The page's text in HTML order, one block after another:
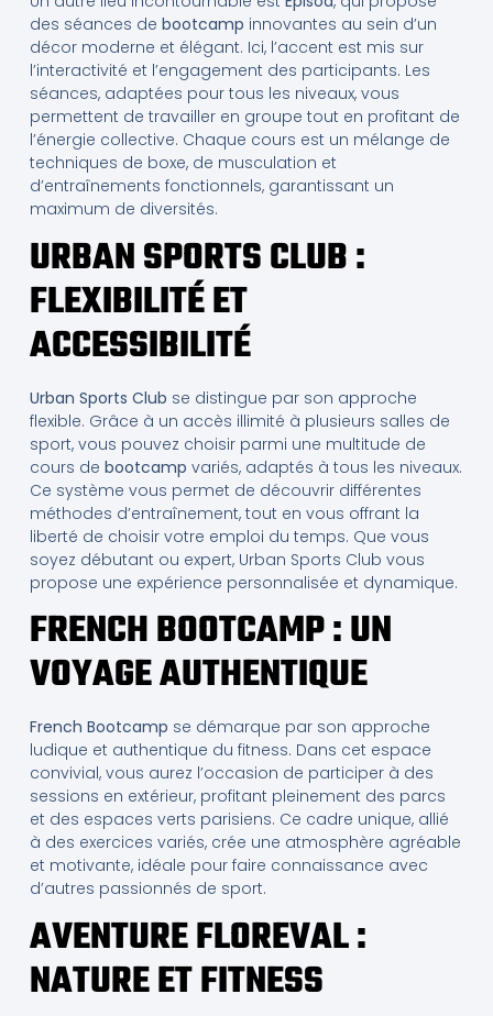
des séances de bootcamp innovantes au sein d’un
décor moderne et élégant. Ici, l’accent est mis sur
l’interactivité et l’engagement des participants. Les
séances, adaptées pour tous les niveaux, vous
permettent de travailler en groupe tout en profitant de
l’énergie collective. Chaque cours est un mélange de
techniques de boxe, de musculation et
d’entraînements fonctionnels, garantissant un
maximum de diversités.
URBAN SPORTS CLUB :
FLEXIBILITÉ ET
ACCESSIBILITÉ
Urban Sports Club se distingue par son approche
flexible. Grâce à un accès illimité à plusieurs salles de
sport, vous pouvez choisir parmi une multitude de
cours de bootcamp variés, adaptés à tous les niveaux.
Ce système vous permet de découvrir différentes
méthodes d’entraînement, tout en vous offrant la
liberté de choisir votre emploi du temps. Que vous
soyez débutant ou expert, Urban Sports Club vous
propose une expérience personnalisée et dynamique.
FRENCH BOOTCAMP : UN
VOYAGE AUTHENTIQUE
French Bootcamp se démarque par son approche
ludique et authentique du fitness. Dans cet espace
convivial, vous aurez l’occasion de participer à des
sessions en extérieur, profitant pleinement des parcs
et des espaces verts parisiens. Ce cadre unique, allié
à des exercices variés, crée une atmosphère agréable
et motivante, idéale pour faire connaissance avec
d’autres passionnés de sport.
AVENTURE FLOREVAL :
NATURE ET FITNESS